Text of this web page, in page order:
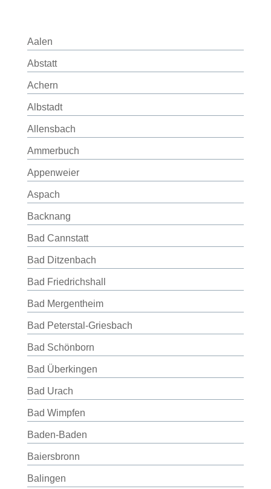
Aalen
Abstatt
Achern
Albstadt
Allensbach
Ammerbuch
Appenweier
Aspach
Backnang
Bad Cannstatt
Bad Ditzenbach
Bad Friedrichshall
Bad Mergentheim
Bad Peterstal-Griesbach
Bad Schönborn
Bad Überkingen
Bad Urach
Bad Wimpfen
Baden-Baden
Baiersbronn
Balingen